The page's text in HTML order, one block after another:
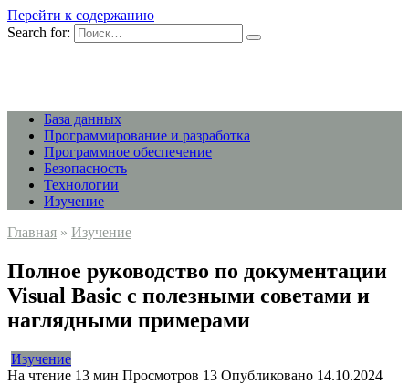
Перейти к содержанию
Search for:
База данных
Программирование и разработка
Программное обеспечение
Безопасность
Технологии
Изучение
Главная » Изучение
Полное руководство по документации
Visual Basic с полезными советами и
наглядными примерами
Изучение
На чтение 13 мин Просмотров 13 Опубликовано 14.10.2024